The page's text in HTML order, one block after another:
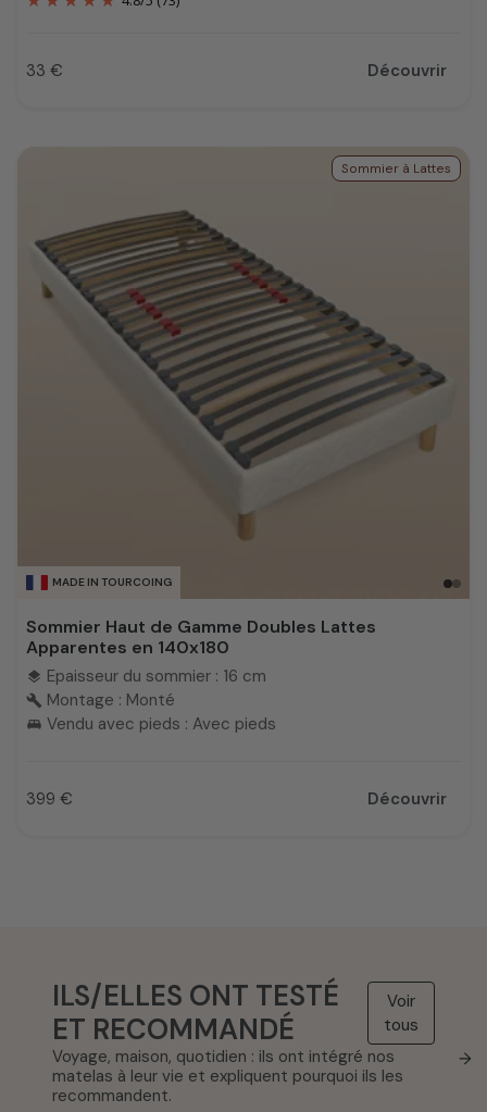
Prix
33 € Découvrir
MADE IN TOURCOING
Sommier à Lattes
Sommier Haut de Gamme Doubles Lattes
Apparentes en 140x180
layers Epaisseur du sommier : 16 cm
build Montage : Monté
king_bed Vendu avec pieds : Avec pieds
Prix
399 € Découvrir
ILS/ELLES ONT TESTÉ
ET RECOMMANDÉ
Voir
tous
→
Voyage, maison, quotidien : ils ont intégré nos
matelas à leur vie et expliquent pourquoi ils les
recommandent.